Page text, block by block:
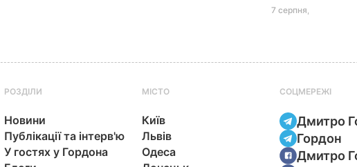
7 серпня, 20.16
РОЗДІЛИ
Новини
Публікації та інтерв'ю
У гостях у Гордона
МІСТО
Київ
Львів
Одеса
СОЦМЕРЕЖІ
Дмитро
Гордон
Дмитро